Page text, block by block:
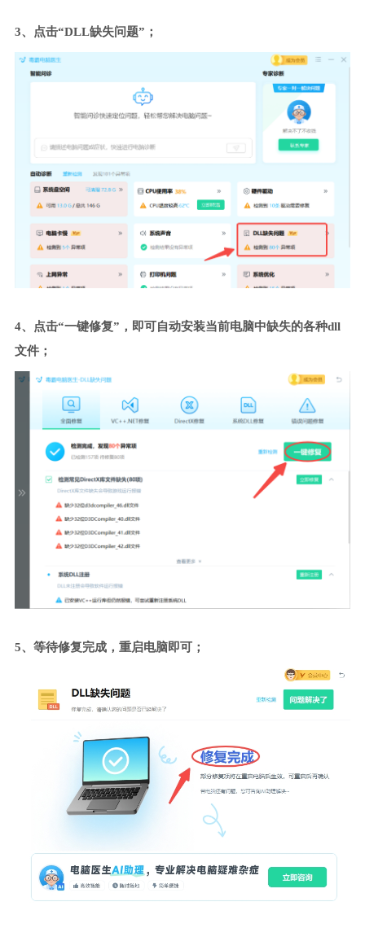
3、点击“DLL缺失问题”；
4、点击“一键修复”，即可自动安装当前电脑中缺失的各种dll
文件；
5、等待修复完成，重启电脑即可；